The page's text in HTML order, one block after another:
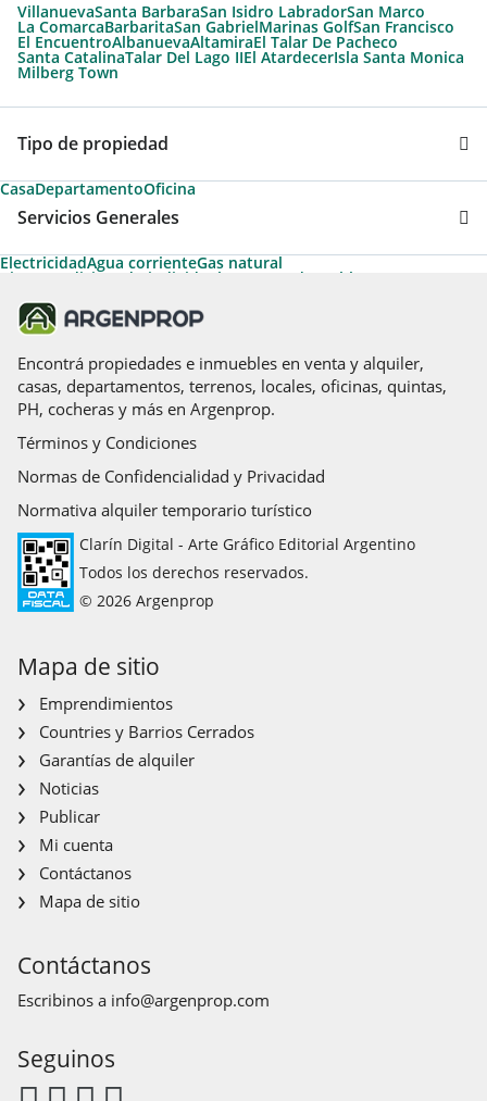
VillanuevaSanta BarbaraSan Isidro LabradorSan Marco
La ComarcaBarbaritaSan GabrielMarinas GolfSan Francisco
El EncuentroAlbanuevaAltamiraEl Talar De Pacheco
Santa CatalinaTalar Del Lago IIEl AtardecerIsla Santa Monica
Milberg Town
Tipo de propiedad
CasaDepartamentoOficina
Servicios Generales
ElectricidadAgua corrienteGas natural
Aire acondicionado individual Desayunador Cable
AmobladoCaldera Calefacción tiro balanceado
Acepta Garantías de Alquiler de Argenprop
Ascensores principales
Ascensores de servicio Agua caliente central Losa radiante
Encontrá propiedades e inmuebles en venta y alquiler,
casas, departamentos, terrenos, locales, oficinas, quintas,
PH, cocheras y más en Argenprop.
Términos y Condiciones
Normas de Confidencialidad y Privacidad
Normativa alquiler temporario turístico
Clarín Digital - Arte Gráfico Editorial Argentino
Todos los derechos reservados.
© 2026 Argenprop
Mapa de sitio
Emprendimientos
Countries y Barrios Cerrados
Garantías de alquiler
Noticias
Publicar
Mi cuenta
Contáctanos
Mapa de sitio
Contáctanos
Escribinos a info@argenprop.com
Seguinos